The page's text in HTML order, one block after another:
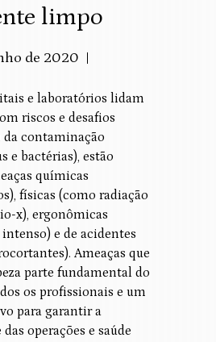
limpo
de 2020
e laboratórios lidam
riscos e desafios
da contaminação
e bactérias), estão
químicas
físicas (como radiação
x), ergonômicas
e de acidentes
Ameaças que
parte fundamental do
os profissionais e um
para garantir a
operações e saúde